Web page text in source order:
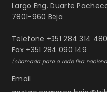
Largo Eng. Duarte
7801-960 Beja
Telefone +351 284 314 480
Fax +351 284 090 149
(chamada para a rede fixa
Email